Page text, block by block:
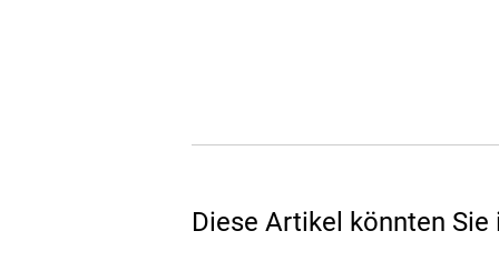
Diese Artikel könnten Sie